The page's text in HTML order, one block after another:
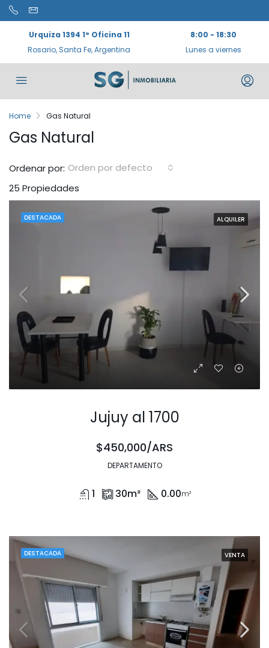
Urquiza 1394 1° Oficina 11
Rosario, Santa Fe, Argentina
8:00 - 18:30
Lunes a viernes
Home Gas Natural
Gas Natural
25 Propiedades
Ordenar por: Orden por defecto
DESTACADA ALQUILER
Jujuy al 1700
$450,000/ARS
DEPARTAMENTO
1 30m² 0.00m²
DESTACADA VENTA